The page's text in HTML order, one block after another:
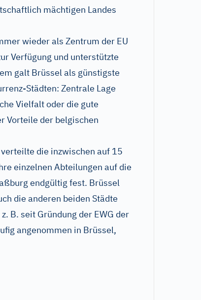
mächtigen Landes
wieder als Zentrum der EU
Verfügung und unterstützte
galt Brüssel als günstigste
Städten: Zentrale Lage
Vielfalt oder die gute
Vorteile der belgischen
die inzwischen auf 15
einzelnen Abteilungen auf die
endgültig fest. Brüssel
die anderen beiden Städte
B. seit Gründung der EWG der
angenommen in Brüssel,